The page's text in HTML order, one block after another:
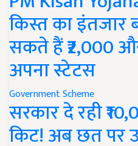
किस्त का इंतजार
सकते हैं ₹2,000
अपना स्टेटस
Government Scheme
सरकार दे रही
किट! अब छत पर